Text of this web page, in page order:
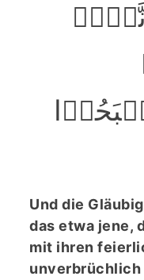
Und die
das etwa jene,
mit ihren
unverbrüchlich